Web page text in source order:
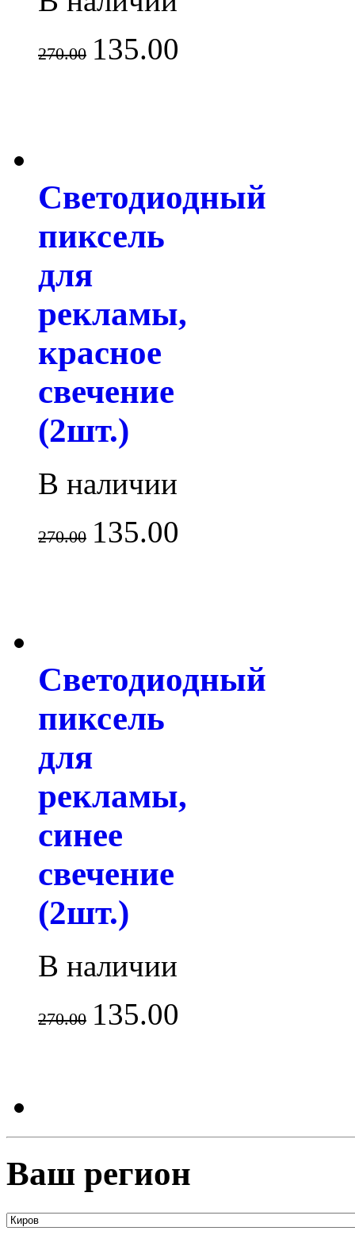
270.00 135.00
Светодиодный
пиксель
для
рекламы,
красное
свечение
(2шт.)
В наличии
270.00 135.00
Светодиодный
пиксель
для
рекламы,
синее
свечение
(2шт.)
В наличии
270.00 135.00
Ваш регион